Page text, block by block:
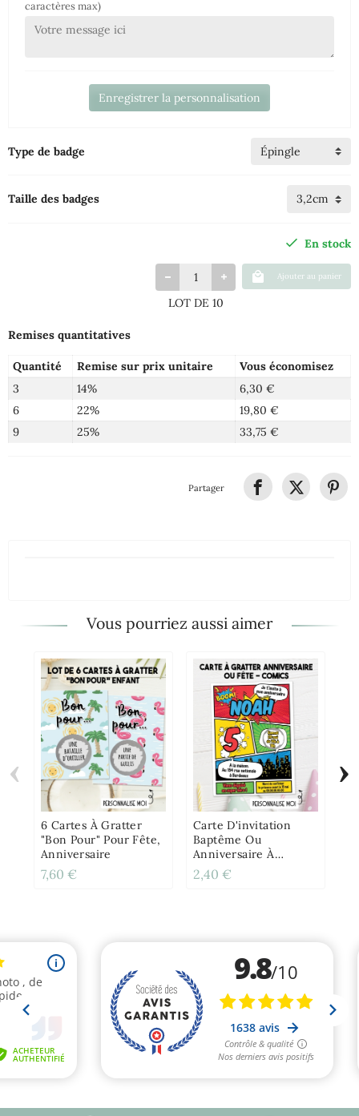
caractères max)
Enregistrer la personnalisation
Type de badge
Taille des badges
En stock
Ajouter au panier
LOT DE 10
Remises quantitatives
Quantité Remise sur prix unitaire
Vous économisez
3
14%
6,30 €
6
22%
19,80 €
9
25% 33,75 €
Partager
Vous pourriez aussi aimer
6 Cartes À Gratter
"Bon Pour" Pour Fête,
Anniversaire
7,60 €
Carte D'invitation
Baptême Ou
Anniversaire À
Gratter - Comics
2,40 €
‹ ›